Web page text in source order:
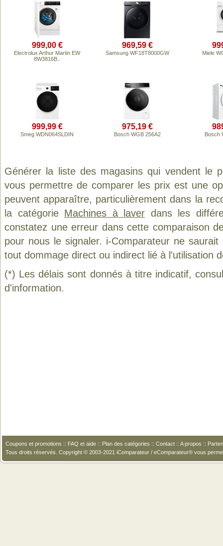
999,00 €
Electrolux Arthur Martin EW
8W3816B..
969,59 €
Samsung WF18T8000GW Miele
999,99 €
Smeg WDN064SLDIN
975,19 €
Bosch WGB 256A2 Bosch
Générer la liste des magasins qui vendent le
vous permettre de comparer les prix est une
peuvent apparaître, particulièrement dans la
la catégorie Machines à laver dans les
constatez une erreur dans cette comparaison
pour nous le signaler. i-Comparateur ne
tout dommage direct ou indirect lié à l'utilisation
(*) Les délais sont donnés à titre indicatif,
d'information.
Coupons et promotions :: FAQ et aide :: Plan des catégories :: Contact :: A propos ::
Tous droits réservés. Copyright © 2003-2021 iComparateur / eComparateur® vous